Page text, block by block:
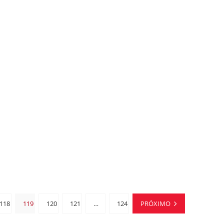
118 119 120 121 … 124 PRÓXIMO